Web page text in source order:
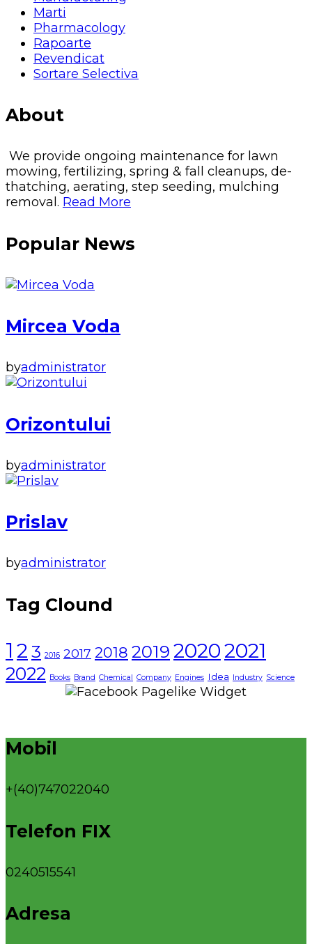
Marti
Pharmacology
Rapoarte
Revendicat
Sortare Selectiva
About
We provide ongoing maintenance for lawn
mowing, fertilizing, spring & fall cleanups, de-
thatching, aerating, step seeding, mulching
removal. Read More
Popular News
Mircea Voda
byadministrator
Orizontului
byadministrator
Prislav
byadministrator
Tag Clound
1 2 3 2016 2017 2018 2019 20202021
2022 Books Brand Chemical Company Engines Idea Industry Science
Mobil
+(40)747022040
Telefon FIX
0240515541
Adresa